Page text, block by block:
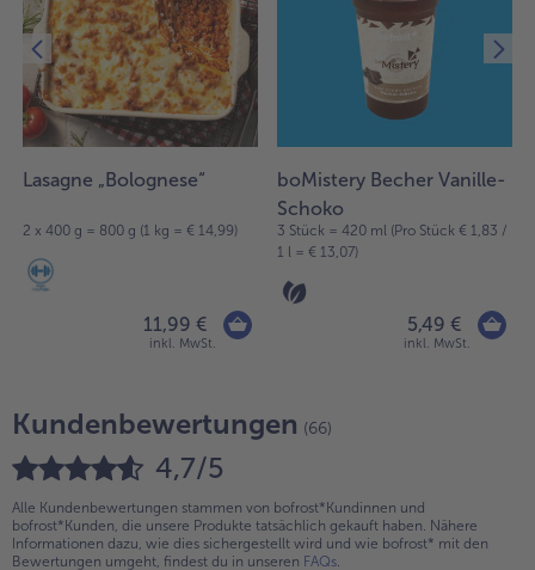
Lasagne „Bolognese“
2 x 400 g = 800 g (1 kg = € 14,99)
11,99 €
inkl. MwSt.
boMistery Becher Vanille-
Schoko
3 Stück = 420 ml (Pro Stück € 1,83 /
1 l = € 13,07)
5,49 €
inkl. MwSt.
Kundenbewertungen (66)
4,7/5
Alle Kundenbewertungen stammen von bofrost*Kundinnen und
bofrost*Kunden, die unsere Produkte tatsächlich gekauft haben. Nähere
Informationen dazu, wie dies sichergestellt wird und wie bofrost* mit den
Bewertungen umgeht, findest du in unseren FAQs